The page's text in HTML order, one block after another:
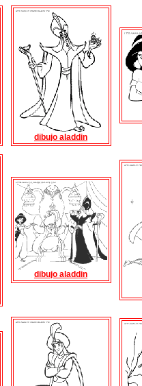
dibujo aladdin
dibujo aladdin